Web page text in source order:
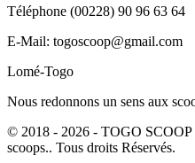
Téléphone (00228) 90 96 63 64
E-Mail: togoscoop@gmail.com
Lomé-Togo
Nous redonnons un sens aux
© 2018 - 2026 - TOGO SCOOP
scoops.. Tous droits Réservés.